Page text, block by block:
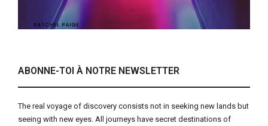
ABONNE-TOI À NOTRE NEWSLETTER
The real voyage of discovery consists not in seeking new lands but
seeing with new eyes. All journeys have secret destinations of